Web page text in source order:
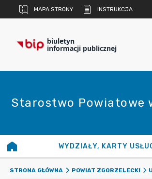
MAPA STRONY INSTRUKCJA
biuletyn
informacji publicznej
Starostwo Powiatowe
WYDZIAŁY, KARTY
STRONA GŁÓWNA POWIAT ZGORZELECKI